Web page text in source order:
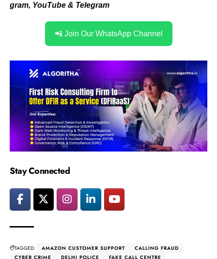
gram, YouTube & Telegram
📲 Join Our WhatsApp Channel
Stay Connected
TAGGED: AMAZON CUSTOMER SUPPORT
CALLING FRAUD
CYBER CRIME
DELHI POLICE FAKE CALL CENTRE